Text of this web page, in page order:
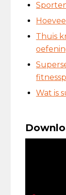
Thuis
Wat is